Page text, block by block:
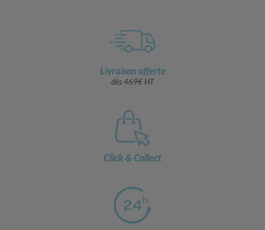
Livraison offerte
dès 469€ HT
Click & Collect